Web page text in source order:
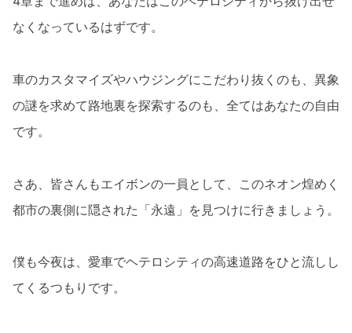
なくなっているはずです。
車のカスタマイズやハウジングにこだわり抜くのも、異象
の謎を求めて路地裏を探索するのも、全てはあなたの自由
です。
さあ、皆さんもエイボンの一員として、このネオン煌めく
都市の裏側に隠された「永遠」を見つけに行きましょう。
僕も今夜は、愛車でヘテロシティの高速道路をひと流しし
てくるつもりです。